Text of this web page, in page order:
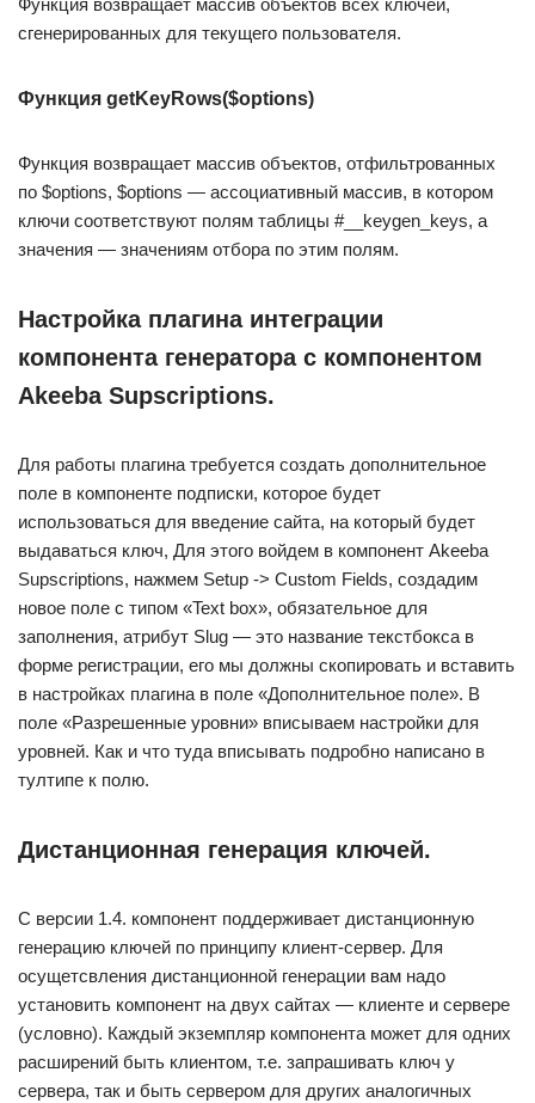
Функция возвращает массив объектов всех ключей,
сгенерированных для текущего пользователя.
Функция getKeyRows($options)
Функция возвращает массив объектов, отфильтрованных
по $options, $options — ассоциативный массив, в котором
ключи соответствуют полям таблицы #__keygen_keys, а
значения — значениям отбора по этим полям.
Настройка плагина интеграции
компонента генератора с компонентом
Akeeba Supscriptions.
Для работы плагина требуется создать дополнительное
поле в компоненте подписки, которое будет
использоваться для введение сайта, на который будет
выдаваться ключ, Для этого войдем в компонент Akeeba
Supscriptions, нажмем Setup -> Custom Fields, создадим
новое поле с типом «Text box», обязательное для
заполнения, атрибут Slug — это название текстбокса в
форме регистрации, его мы должны скопировать и вставить
в настройках плагина в поле «Дополнительное поле». В
поле «Разрешенные уровни» вписываем настройки для
уровней. Как и что туда вписывать подробно написано в
тултипе к полю.
Дистанционная генерация ключей.
С версии 1.4. компонент поддерживает дистанционную
генерацию ключей по принципу клиент-сервер. Для
осущетсвления дистанционной генерации вам надо
установить компонент на двух сайтах — клиенте и сервере
(условно). Каждый экземпляр компонента может для одних
расширений быть клиентом, т.е. запрашивать ключ у
сервера, так и быть сервером для других аналогичных